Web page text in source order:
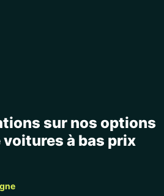
sur nos options
à bas prix